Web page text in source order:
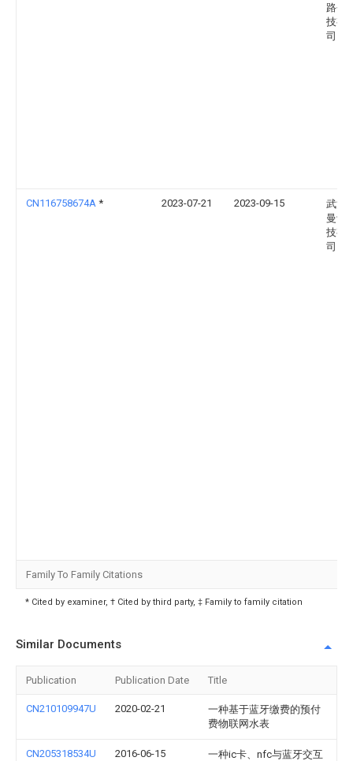
路创
技有
司
CN116758674A * 2023-07-21 2023-09-15
武汉
曼计
技有
司
Family To Family Citations
* Cited by examiner, † Cited by third party, ‡ Family to family citation
Similar Documents
Publication Publication Date Title
CN210109947U 2020-02-21
一种基于蓝牙缴费的预付
费物联网水表
CN205318534U 2016-06-15
一种ic卡、nfc与蓝牙交互